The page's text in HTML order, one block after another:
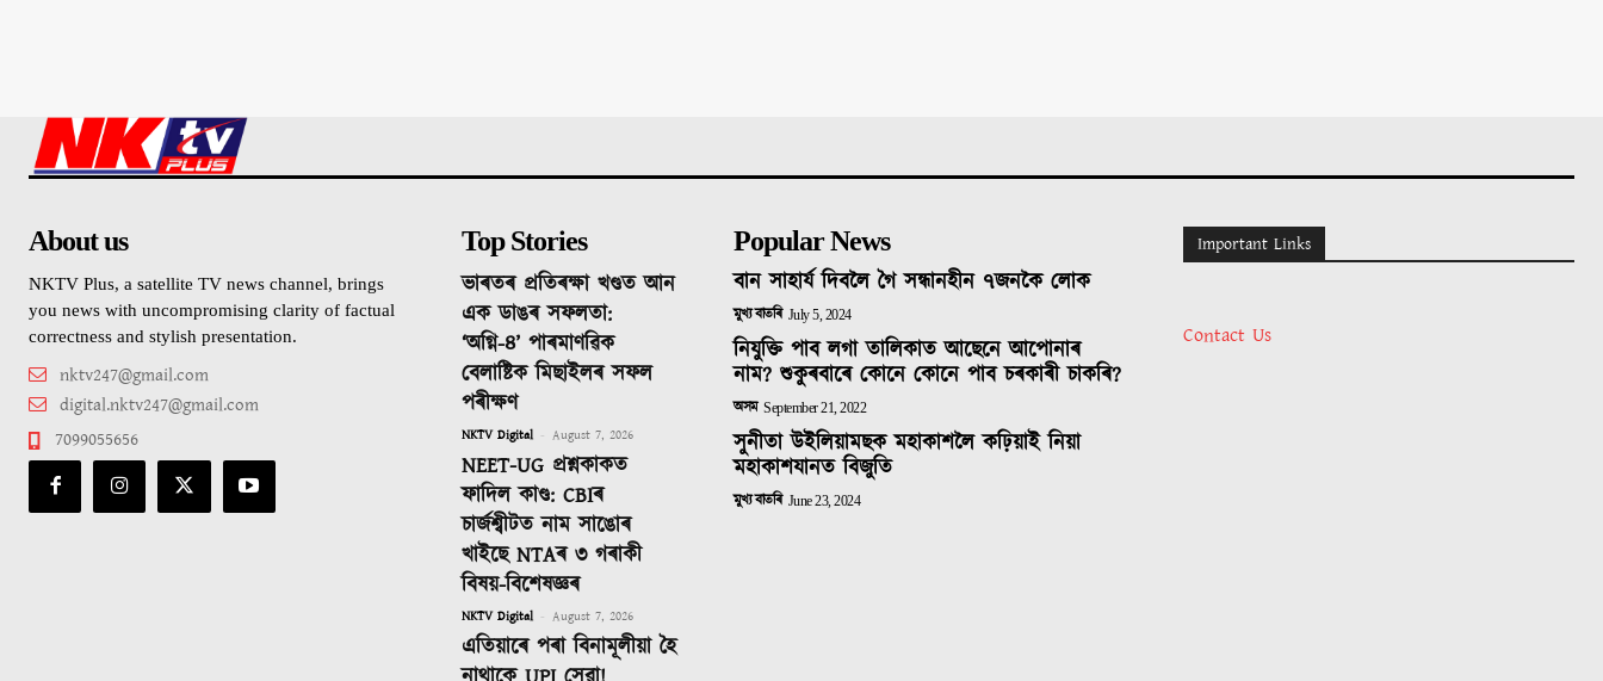
About us
NKTV Plus, a satellite TV news channel, brings
you news with uncompromising clarity of factual
correctness and stylish presentation.
nktv247@gmail.com
digital.nktv247@gmail.com
7099055656
Top Stories
ভাৰতৰ প্ৰতিৰক্ষা খণ্ডত আন
এক ডাঙৰ সফলতা:
‘অগ্নি-৪’ পাৰমাণৱিক
বেলাষ্টিক মিছাইলৰ সফল
পৰীক্ষণ
NKTV Digital - August 7, 2026
NEET-UG প্ৰশ্নকাকত
ফাদিল কাণ্ড: CBIৰ
চাৰ্জশ্বীটত নাম সাঙোৰ
খাইছে NTAৰ ৩ গৰাকী
বিষয়-বিশেষজ্ঞৰ
NKTV Digital - August 7, 2026
এতিয়াৰে পৰা বিনামূলীয়া হৈ
Popular News
বান সাহাৰ্য দিবলৈ গৈ সন্ধানহীন ৭জনকৈ লোক
মুখ্য বাতৰি July 5, 2024
নিযুক্তি পাব লগা তালিকাত আছেনে আপোনাৰ
নাম? শুকুৰবাৰে কোনে কোনে পাব চৰকাৰী চাকৰি?
অসম September 21, 2022
সুনীতা উইলিয়ামছক মহাকাশলৈ কঢ়িয়াই নিয়া
মহাকাশযানত বিজুতি
মুখ্য বাতৰি June 23, 2024
Important Links
Contact Us